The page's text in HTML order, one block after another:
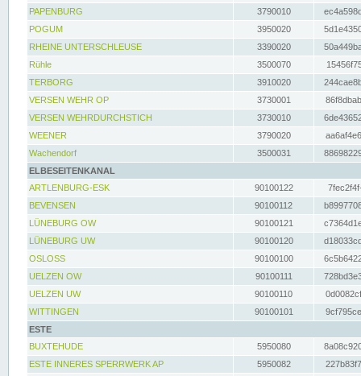
PAPENBURG
3790010
POGUM
3950020
RHEINE UNTERSCHLEUSE
3390020
Rühle
3500070
TERBORG
3910020
VERSEN WEHR OP
3730001
VERSEN WEHRDURCHSTICH
3730010
WEENER
3790020
Wachendorf
3500031
ELBESEITENKANAL
ARTLENBURG-ESK
90100122
BEVENSEN
90100112
LÜNEBURG OW
90100121
LÜNEBURG UW
90100120
OSLOSS
90100100
UELZEN OW
90100111
UELZEN UW
90100110
WITTINGEN
90100101
ESTE
BUXTEHUDE
5950080
ESTE INNERES SPERRWERK AP
5950082